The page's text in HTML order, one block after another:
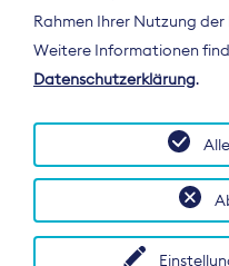
Der Bundesverband
Zeitungsverleger
Spitzenorganisation die
Deutschland und auf
Rahmen Ihrer Nutzung
Weitere Informationen
Datenschutzerklärung.